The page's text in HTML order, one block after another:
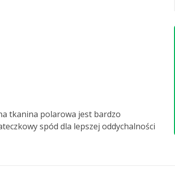
tkanina polarowa jest bardzo
spód dla lepszej oddychalności